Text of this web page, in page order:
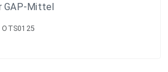
GAP-Mittel
OTS0125